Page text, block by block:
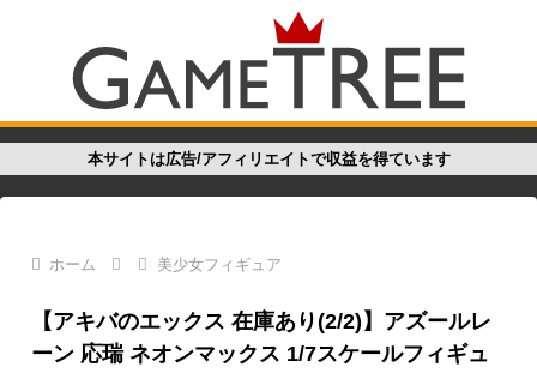
本サイトは広告/アフィリエイトで収益を得ています
ホーム 美少女フィギュア
【アキバのエックス 在庫あり(2/2)】アズールレ
ーン 応瑞 ネオンマックス 1/7スケールフィギュ